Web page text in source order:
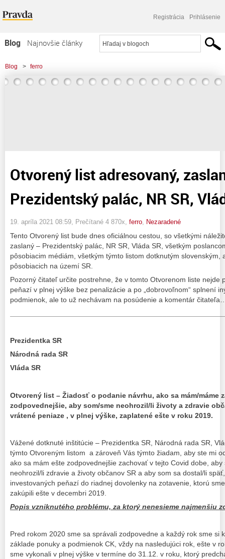
Registrácia Prihlásenie
Blog
Najnovšie články
Najčítanejšie články
Najkomentovanejšie články
Blog > ferro
> Otvorený list adresovaný, zaslaný – Prezidentský palác, NR SR, Vláda SR
Otvorený list adresovaný,
Prezidentský palác, NR SR,
19. apríla 2021 08:59 , Prečítané 4 870x, ferro Nezaradené
Tento Otvorený list bude dnes oficiálnou cestou, so všetkými
zaslaný – Prezidentský palác, NR SR, Vláda SR, všetkým
pôsobiacim médiám, všetkým týmto listom dotknutým slovenským,
pôsobiacich na území SR.
Pozorný čitateľ určite postrehne, že v tomto Otvorenom liste nejde
peňazí v plnej výške bez penalizácie a po „dobrovoľnom“ splnení
podmienok, ale to už nechávam na posúdenie a komentár
Prezidentka SR
Národná rada SR
Vláda SR
Otvorený list – Žiadosť o podanie návrhu, ako sa mám/máme
zodpovednejšie, aby som/sme neohrozil/li životy a zdravie
vrátené peniaze , v plnej výške, zaplatené ešte v roku 2019.
Vážené dotknuté inštitúcie – Prezidentka SR, Národná rada SR,
týmto Otvoreným listom a zároveň Vás týmto žiadam, aby ste mi
ako sa mám ešte zodpovednejšie zachovať v tejto Covid dobe,
neohrozil/li zdravie a životy občanov SR a aby som sa dostal/li
investovaných peňazí do riadnej dovolenky na zotavenie, ktorú
zakúpili ešte v decembri 2019.
Popis vzniknutého problému, za ktorý nenesieme najmenšiu
Pred rokom 2020 sme sa správali zodpovedne a každý rok sme si
základe ponuky a podmienok CK, vždy na nasledujúci rok, ešte v
sme vykonali v plnej výške v termíne do 31.12. v roku, ktorý